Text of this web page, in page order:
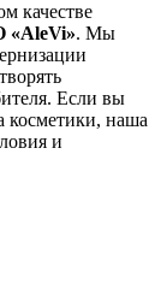
качестве
. Мы
Если вы
косметики, наша
и